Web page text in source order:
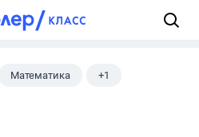
Математика +1